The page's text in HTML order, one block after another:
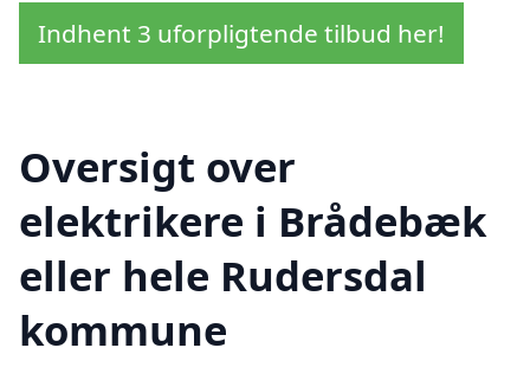
Indhent 3 uforpligtende tilbud her!
Oversigt over
elektrikere i Brådebæk
eller hele Rudersdal
kommune